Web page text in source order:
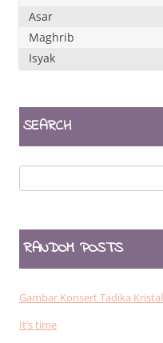
Asar
Maghrib
Isyak
SEARCH
for:
RANDOM POSTS
Gambar Konsert Tadika Kristal
It’s time